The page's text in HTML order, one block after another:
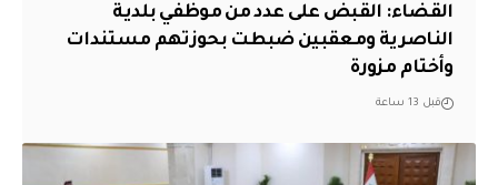
القضاء: القبض على عدد من موظفي بلدية
الناصرية ومعقبين ضبطت بحوزتهم مستندات
وأختام مزورة
قبل 13 ساعة